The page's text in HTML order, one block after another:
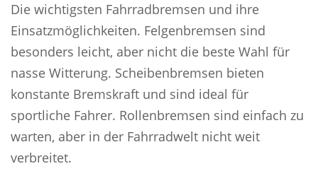
Die wichtigsten Fahrradbremsen und ihre
Einsatzmöglichkeiten. Felgenbremsen sind
besonders leicht, aber nicht die beste Wahl für
nasse Witterung. Scheibenbremsen bieten
konstante Bremskraft und sind ideal für
sportliche Fahrer. Rollenbremsen sind einfach zu
warten, aber in der Fahrradwelt nicht weit
verbreitet.